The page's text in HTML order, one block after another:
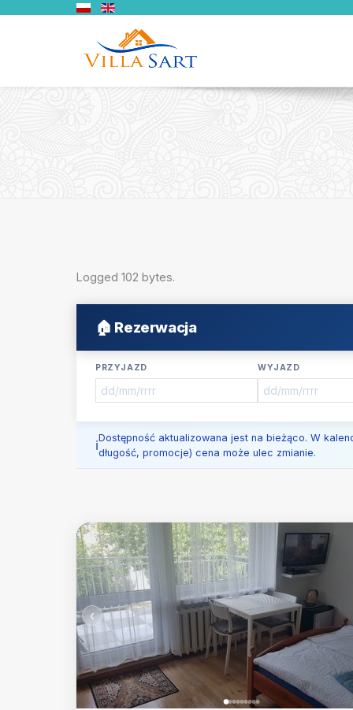
Logged 102 bytes.
🏠 Rezerwacja
PRZYJAZD WYJAZD
Dostępność aktualizowana jest na bieżąco. W
długość, promocje) cena może ulec zmianie.
‹